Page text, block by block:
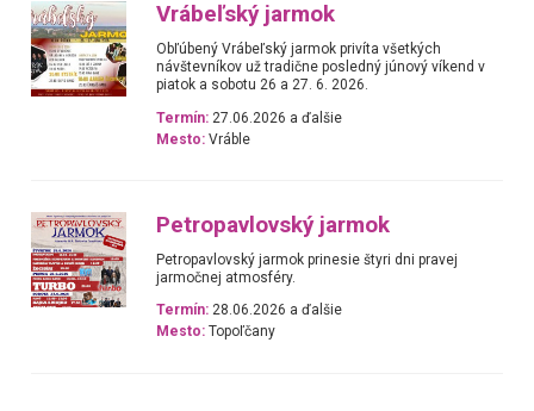
Vrábeľský jarmok
Obľúbený Vrábeľský jarmok privíta všetkých
návštevníkov už tradične posledný júnový víkend v
piatok a sobotu 26 a 27. 6. 2026.
Termín: 27.06.2026 a ďalšie
Mesto: Vráble
Petropavlovský jarmok
Petropavlovský jarmok prinesie štyri dni pravej
jarmočnej atmosféry.
Termín: 28.06.2026 a ďalšie
Mesto: Topoľčany